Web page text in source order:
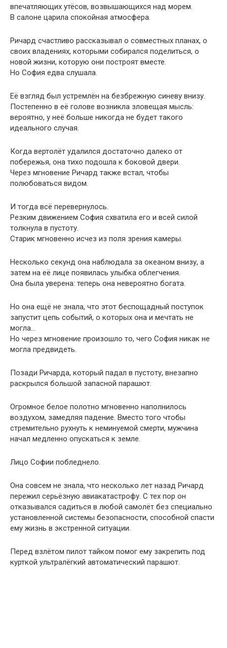
впечатляющих утёсов, возвышающихся над морем.
В салоне царила спокойная атмосфера.
Ричард счастливо рассказывал о совместных планах, о
своих владениях, которыми собирался поделиться, о
новой жизни, которую они построят вместе.
Но София едва слушала.
Её взгляд был устремлён на безбрежную синеву внизу.
Постепенно в её голове возникла зловещая мысль:
вероятно, у неё больше никогда не будет такого
идеального случая.
Когда вертолёт удалился достаточно далеко от
побережья, она тихо подошла к боковой двери.
Через мгновение Ричард также встал, чтобы
полюбоваться видом.
И тогда всё перевернулось.
Резким движением София схватила его и всей силой
толкнула в пустоту.
Старик мгновенно исчез из поля зрения камеры.
Несколько секунд она наблюдала за океаном внизу, а
затем на её лице появилась улыбка облегчения.
Она была уверена: теперь она невероятно богата.
Но она ещё не знала, что этот беспощадный поступок
запустит цепь событий, о которых она и мечтать не
могла…
Но через мгновение произошло то, чего София никак не
могла предвидеть.
Позади Ричарда, который падал в пустоту, внезапно
раскрылся большой запасной парашют.
Огромное белое полотно мгновенно наполнилось
воздухом, замедляя падение. Вместо того чтобы
стремительно рухнуть к неминуемой смерти, мужчина
начал медленно опускаться к земле.
Лицо Софии побледнело.
Она совсем не знала, что несколько лет назад Ричард
пережил серьёзную авиакатастрофу. С тех пор он
отказывался садиться в любой самолёт без специально
установленной системы безопасности, способной спасти
ему жизнь в экстренной ситуации.
Перед взлётом пилот тайком помог ему закрепить под
курткой ультралёгкий автоматический парашют.